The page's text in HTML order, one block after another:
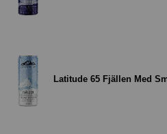
Latitude 65 Fjällen Med